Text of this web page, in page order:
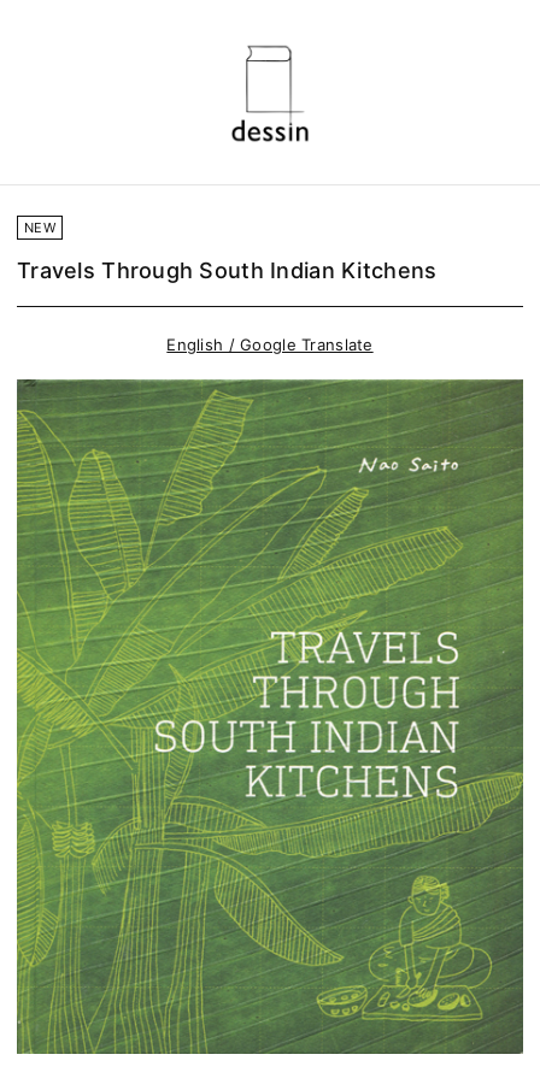
NEW
Travels Through South Indian Kitchens
English / Google Translate